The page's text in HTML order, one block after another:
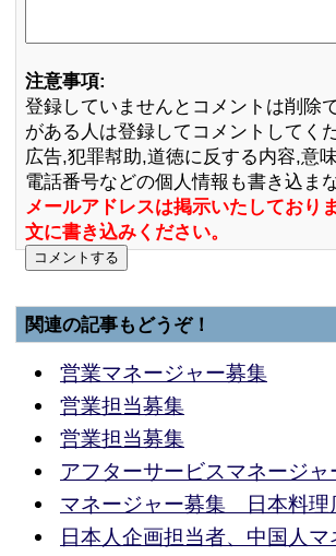
注意事項:
登録していませんとコメントは削除
がある人は登録してコメントしてく
広告,犯罪幇助,道徳に反する内容,意
電話番号などの個人情報も書き込ま
メールアドレスは掲示いたしており
文に書き込みください。
関連の記事もどうぞ！
営業マネージャー募集
営業担当募集
営業担当募集
アフターサービスマネージャ
マネージャー募集 日本料理
日本人企画担当者、中国人